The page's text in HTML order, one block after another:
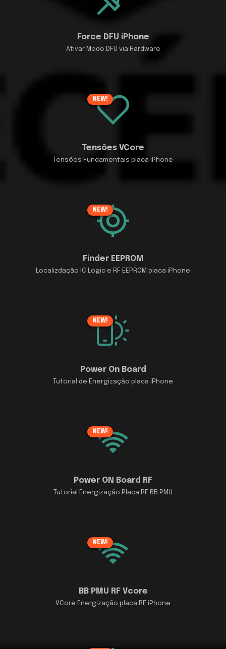
Force DFU iPhone
Ativar Modo DFU via Hardware
Tensões VCore
Tensões Fundamentais placa iPhone
NEW!
Finder EEPROM
Localizdação IC Logic e RF EEPROM placa iPhone
NEW!
Power On Board
Tutorial de Energização placa iPhone
NEW!
Power ON Board RF
Tutorial Energização Placa RF BB PMU
NEW!
BB PMU RF Vcore
VCore Energização placa RF iPhone
NEW!